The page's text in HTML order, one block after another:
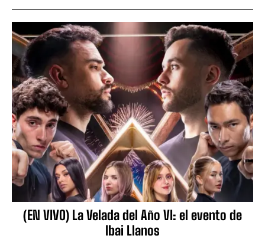
(EN VIVO) La Velada del Año VI: el evento de
Ibai Llanos